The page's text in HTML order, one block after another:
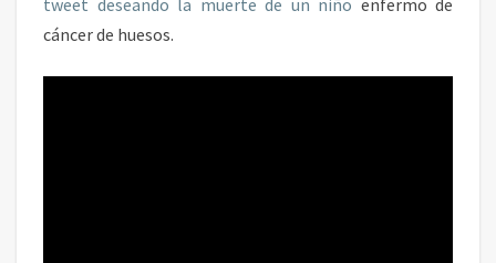
O
tweet deseando la muerte de un niño enfermo de
cáncer de huesos.